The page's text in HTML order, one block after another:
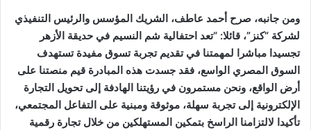
ومن جانبه، صرح أحمد عاطف، الشريك المؤسس والرئيس التنفيذي
لشركة “كنز”، قائلا: “تعد احتفالية شم النسيم في حديقة الأزهر
تجسيدا مباشرا لمهمتنا في تقديم تجربة تسوق مفيدة تستهدف
السوق المصري الواسع، فقد جسدت هذه المبادرة قيم منصتنا على
أرض الواقع، ونحن مستمرون في رؤيتنا الهادفة إلى تحويل التجارة
الإلكترونية إلى تجربة سهلة، موثوقة ومبنية على التفاعل المجتمعي،
تأكيدا لالتزامنا الراسخ بتمكين المستهلكين من خلال تجارة رقمية